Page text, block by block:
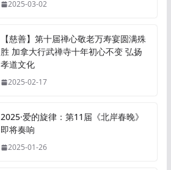
2025-03-02
【慈善】第十届禅心敬老万寿宴圆满殊
胜 加拿大行武禅寺十年初心不变 弘扬
孝道文化
2025-02-17
2025·爱的旋律：第11届《北岸春晚》
即将奏响
2025-01-26